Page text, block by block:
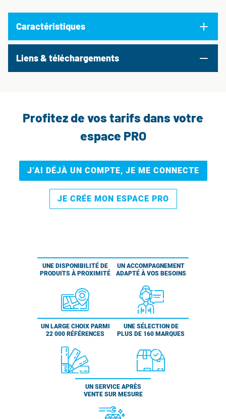
Caractéristiques
Liens & téléchargements
Profitez de vos tarifs dans votre
espace PRO
J’AI DÉJÀ UN COMPTE, JE ME CONNECTE
JE CRÉE MON ESPACE PRO
UNE DISPONIBILITÉ DE
PRODUITS À PROXIMITÉ
UN ACCOMPAGNEMENT
ADAPTÉ À VOS BESOINS
UN LARGE CHOIX PARMI
22 000 RÉFÉRENCES
UNE SÉLECTION DE
PLUS DE 160 MARQUES
UN SERVICE APRÈS
VENTE SUR MESURE